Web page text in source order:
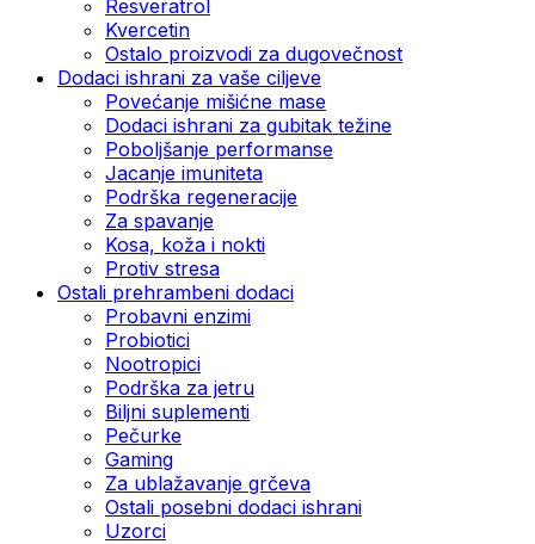
Resveratrol
Kvercetin
Ostalo proizvodi za dugovečnost
Dodaci ishrani za vaše ciljeve
Povećanje mišićne mase
Dodaci ishrani za gubitak težine
Poboljšanje performanse
Jacanje imuniteta
Podrška regeneracije
Za spavanje
Kosa, koža i nokti
Protiv stresa
Ostali prehrambeni dodaci
Probavni enzimi
Probiotici
Nootropici
Podrška za jetru
Biljni suplementi
Pečurke
Gaming
Za ublažavanje grčeva
Ostali posebni dodaci ishrani
Uzorci